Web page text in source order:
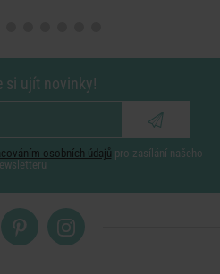
si ujít novinky!
osobních údajů pro zasílání našeho